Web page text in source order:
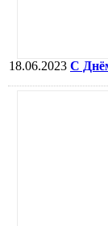
18.06.2023 C